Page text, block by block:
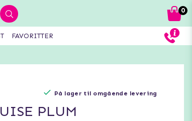
På lager til omgående levering
PLUM
0
FAVORITTER